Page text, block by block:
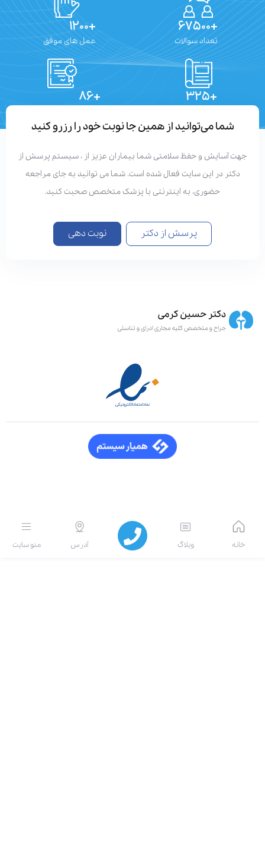
تعداد سوالات عمل های موفق
شما می‌توانید از همین جا نوبت خود را رزرو کنید
آسایش و حفظ سلامتی شما بیماران عزیز از ، سیستم پرسش از
دکتر در این سایت فعال شده است. شما می توانید به جای مراجعه
حضوری، به اینترنتی با پزشک متخصص صحبت کنید.
پرسش از دکتر نوبت دهی
منو سایت